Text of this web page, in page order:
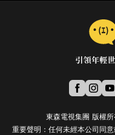
東森電視集團 版權
重要聲明：任何未經本公司同